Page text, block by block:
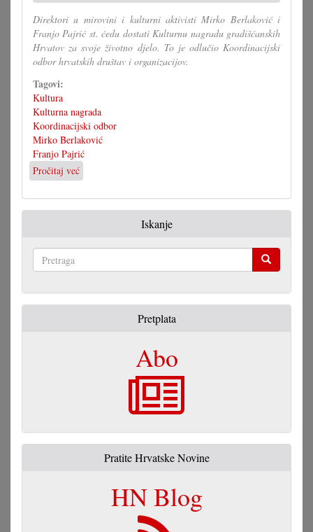
Direktori u mirovini i kulturni aktivisti Mirko Berlaković i
Franjo Pajrić st. ćedu dostati Kulturnu nagradu gradišćanskih
Hrvatov za svoje životno djelo. To je odlučio Koordinacijski
odbor hrvatskih društav i organizacijov.
Tagovi:
Kultura
Kulturna nagrada
Koordinacijski odbor
Mirko Berlaković
Franjo Pajrić
Pročitaj već
Kulturna
nagrada
Berlakoviću
Iskanje
Pretplata
Abo
Pratite Hrvatske Novine
HN Blog